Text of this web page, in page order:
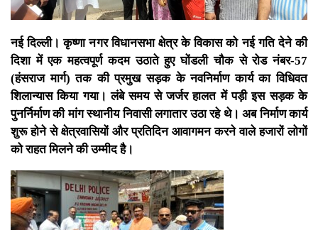
नई दिल्ली। कृष्णा नगर विधानसभा क्षेत्र के विकास को नई गति देने की
दिशा में एक महत्वपूर्ण कदम उठाते हुए घोंडली चौक से रोड नंबर-57
(हंसराज मार्ग) तक की प्रमुख सड़क के नवनिर्माण कार्य का विधिवत
शिलान्यास किया गया। लंबे समय से जर्जर हालत में पड़ी इस सड़क के
पुनर्निर्माण की मांग स्थानीय निवासी लगातार उठा रहे थे। अब निर्माण कार्य
शुरू होने से क्षेत्रवासियों और प्रतिदिन आवागमन करने वाले हजारों लोगों
को राहत मिलने की उम्मीद है।